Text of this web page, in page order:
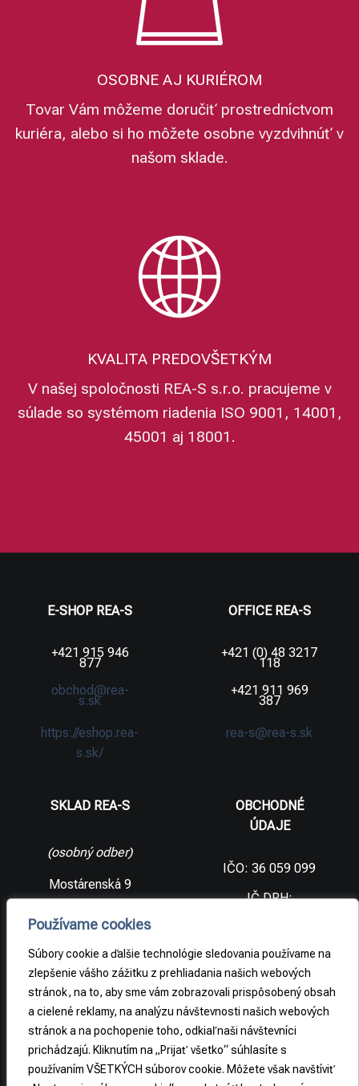
Používame cookies
Súbory cookie a ďalšie technológie sledovania používame na
zlepšenie vášho zážitku z prehliadania našich webových
stránok, na to, aby sme vám zobrazovali prispôsobený obsah
a cielené reklamy, na analýzu návštevnosti našich webových
stránok a na pochopenie toho, odkiaľ naši návštevníci
prichádzajú. Kliknutím na „Prijať všetko“ súhlasíte s
používaním VŠETKÝCH súborov cookie. Môžete však navštíviť
OSOBNE AJ KURIÉROM
Tovar Vám môžeme doručiť prostredníctvom
kuriéra, alebo si ho môžete osobne vyzdvihnúť v
našom sklade.
KVALITA PREDOVŠETKÝM
V našej spoločnosti REA-S s.r.o. pracujeme v
súlade so systémom riadenia ISO 9001, 14001,
45001 aj 18001.
E-SHOP REA-S
+421 915 946
877
obchod@rea-
s.sk
https://eshop.rea-
s.sk/
OFFICE REA-S
+421 (0) 48 3217
118
+421 911 969
387
rea-s@rea-s.sk
SKLAD REA-S
(osobný odber)
Mostárenská 9
republika
OBCHODNÉ
ÚDAJE
IČO: 36 059 099
IČ DPH:
2021733065
PRÁVNE
INFORMÁCIE
Obchodné
podmienky